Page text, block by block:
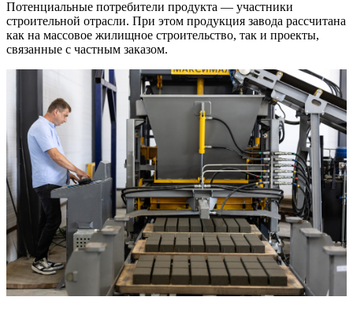
Потенциальные потребители продукта — участники
строительной отрасли. При этом продукция завода рассчитана
как на массовое жилищное строительство, так и проекты,
связанные с частным заказом.